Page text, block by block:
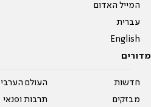
המייל האדום
עברית
English
מדורים
חדשות
מבזקים
העולם הערבי
תרבות ופנאי